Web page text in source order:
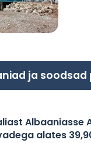
ja soodsad
Albaaniasse
alates